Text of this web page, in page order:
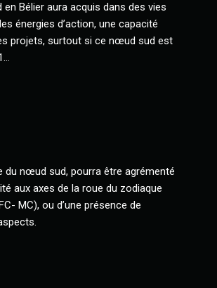
Bélier aura acquis dans des vies
énergies d’action, une capacité
projets, surtout si ce nœud sud est
du nœud sud, pourra être agrémenté
aux axes de la roue du zodiaque
MC), ou d’une présence de